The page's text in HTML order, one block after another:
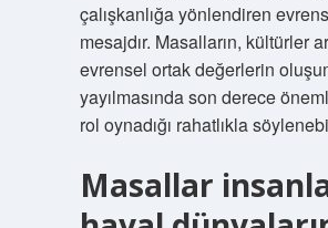
çalışkanlığa yönlendiren
mesajdır. Masalların, kültürler
evrensel ortak değerlerin
yayılmasında son derece
rol oynadığı rahatlıkla
Masallar